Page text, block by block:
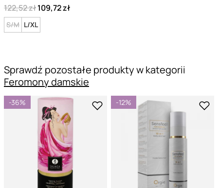
122,52 zł109,72 zł
S/M L/XL
Sprawdź pozostałe produkty w kategorii
Feromony damskie
-36% -12%